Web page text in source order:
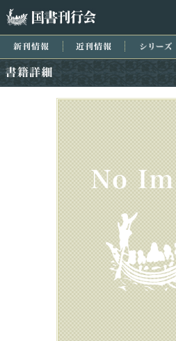
新刊情報 近刊情報